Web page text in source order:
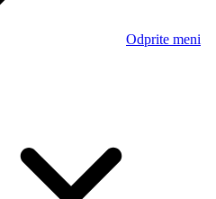
Odprite meni